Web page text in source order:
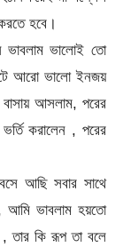
হবে।
ভাবলাম ভালোই তো
আরো ভালো ইনজয়
আসলাম, পরের
ভর্তি করালেন , পরের
আছি সবার সাথে
ভাবলাম হয়তো
তার কি রূপ তা বলে